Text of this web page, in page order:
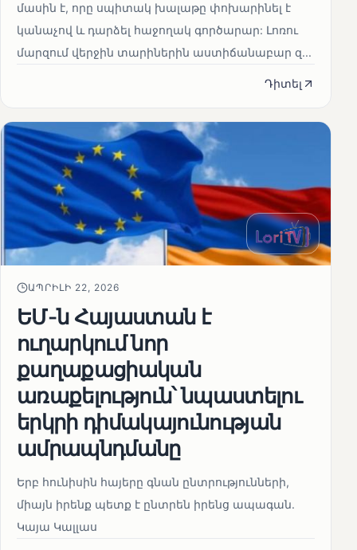
մասին է, որը սպիտակ խալաթը փոխարինել է
կանաչով և դարձել հաջողակ գործարար: Լոռու
մարզում վերջին տարիներին աստիճանաբար զ...
Դիտել
ԱՊՐԻԼԻ 22, 2026
ԵՄ-ն Հայաստան է
ուղարկում նոր
քաղաքացիական
առաքելություն՝ նպաստելու
երկրի դիմակայունության
ամրապնդմանը
Երբ հունիսին հայերը գնան ընտրությունների,
միայն իրենք պետք է ընտրեն իրենց ապագան.
Կայա Կալլաս